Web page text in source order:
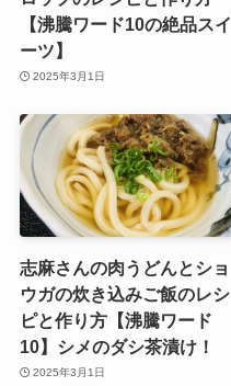
【沸騰ワード10の絶品スイ
ーツ】
2025年3月1日
志麻さんの肉うどんとショ
ウガの炊き込みご飯のレシ
ピと作り方【沸騰ワード
10】シメのダシ茶漬け！
2025年3月1日